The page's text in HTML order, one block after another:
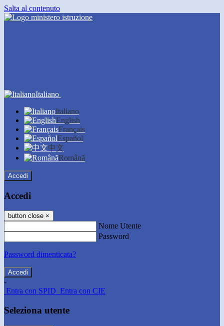
Salta al contenuto
Italiano
Italiano
English
Français
Español
中文
Română
Accedi
Accedi
button close ×
Nome Utente
Password
Password dimenticata?
-
Entra con SPID Entra con CIE
Seleziona utente